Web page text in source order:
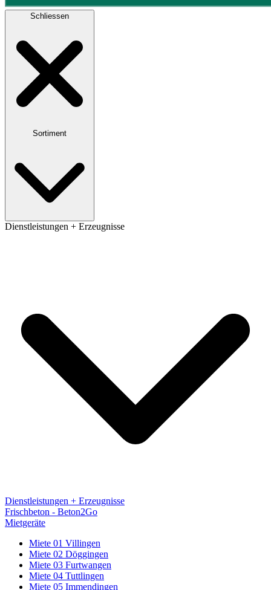
Schliessen
Sortiment
Dienstleistungen + Erzeugnisse
Dienstleistungen + Erzeugnisse
Frischbeton - Beton2Go
Mietgeräte
Miete 01 Villingen
Miete 02 Döggingen
Miete 03 Furtwangen
Miete 04 Tuttlingen
Miete 05 Immendingen